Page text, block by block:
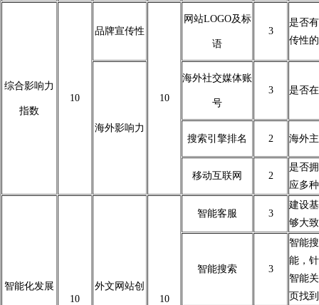
综合影响力
指数
10
品牌宣传性
10
网站LOGO及标
语
3
是否
传性
海外影响力
海外社交媒体账
号
3 是否
搜索引擎排名 2 海外
移动互联网 2
是否
应多
智能化发展
10
外文网站创
10
智能客服 3
建设
够大
智能搜索 3
智能
能，
智能
页找